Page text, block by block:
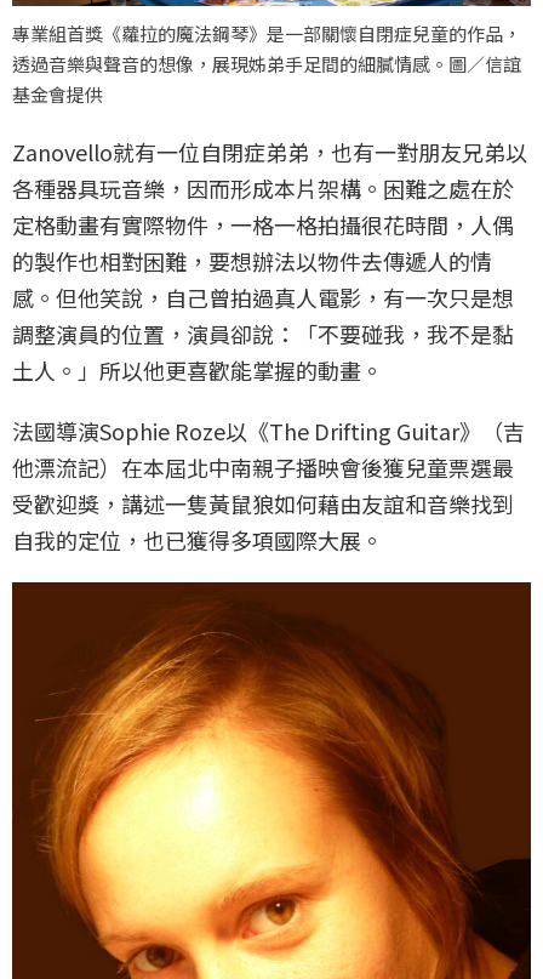
專業組首獎《蘿拉的魔法鋼琴》是一部關懷自閉症兒童的作品，
透過音樂與聲音的想像，展現姊弟手足間的細膩情感。圖／信誼
基金會提供
Zanovello就有一位自閉症弟弟，也有一對朋友兄弟以
各種器具玩音樂，因而形成本片架構。困難之處在於
定格動畫有實際物件，一格一格拍攝很花時間，人偶
的製作也相對困難，要想辦法以物件去傳遞人的情
感。但他笑說，自己曾拍過真人電影，有一次只是想
調整演員的位置，演員卻說：「不要碰我，我不是黏
土人。」所以他更喜歡能掌握的動畫。
法國導演Sophie Roze以《The Drifting Guitar》（吉
他漂流記）在本屆北中南親子播映會後獲兒童票選最
受歡迎獎，講述一隻黃鼠狼如何藉由友誼和音樂找到
自我的定位，也已獲得多項國際大展。